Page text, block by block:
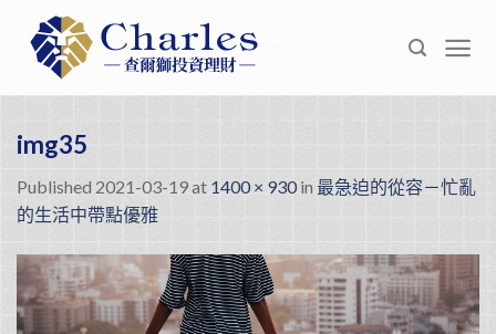
content
img35
Published 2021-03-19at 1400 × 930in 最急迫的從容－忙亂
的生活中帶點優雅